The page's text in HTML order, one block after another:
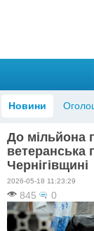
Новини
До мільйона
ветеранська
Чернігівщині
2026-05-18 11:23:29
845 0